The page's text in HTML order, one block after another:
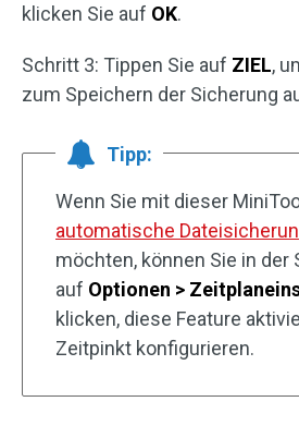
klicken Sie auf OK.
Schritt 3: Tippen Sie auf ZIEL,
zum Speichern der Sicherung
Tipp:
Wenn Sie mit dieser
automatische
möchten, können Sie in der
auf Optionen >
klicken, diese Feature
Zeitpinkt konfigurieren.